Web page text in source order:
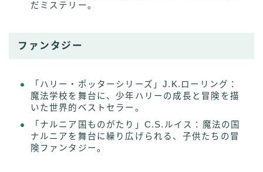
だミステリー。
ファンタジー
「ハリー・ポッターシリーズ」J.K.ローリング：
魔法学校を舞台に、少年ハリーの成長と冒険を描
いた世界的ベストセラー。
「ナルニア国ものがたり」C.S.ルイス：魔法の国
ナルニアを舞台に繰り広げられる、子供たちの冒
険ファンタジー。